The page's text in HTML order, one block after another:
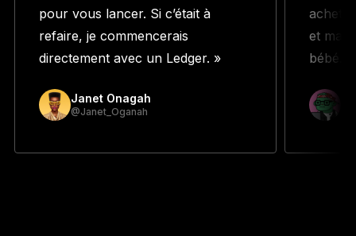
pour vous lancer. Si c’était à
refaire, je commencerais
directement avec un Ledger. »
Janet Onagah
@Janet_Oganah
acheté
et
bébé. »